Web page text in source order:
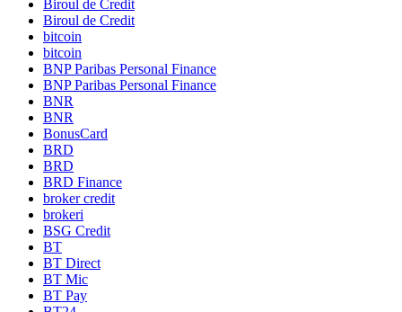
Biroul de Credit
Biroul de Credit
bitcoin
bitcoin
BNP Paribas Personal Finance
BNP Paribas Personal Finance
BNR
BNR
BonusCard
BRD
BRD
BRD Finance
broker credit
brokeri
BSG Credit
BT
BT Direct
BT Mic
BT Pay